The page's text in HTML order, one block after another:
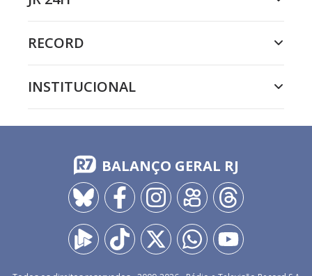
RECORD
INSTITUCIONAL
BALANÇO GERAL RJ